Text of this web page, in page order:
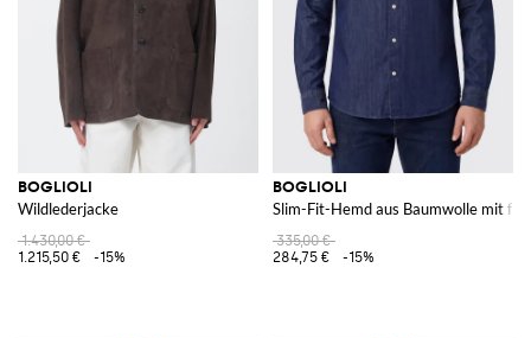
BOGLIOLI
Wildlederjacke
1.430,00 €
1.215,50 €
-15%
BOGLIOLI
Slim-Fit-Hemd aus Baumwolle mit
335,00 €
284,75 €
-15%